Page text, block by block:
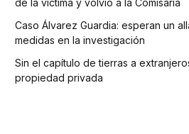
de la víctima y volvió a la Comisaría
Caso Álvarez Guardia: esperan un
medidas en la investigación
Sin el capítulo de tierras a
propiedad privada